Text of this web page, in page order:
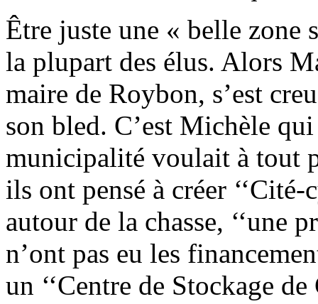
Être juste une « belle zone
la plupart des élus. Alors
maire de Roybon, s’est
son bled. C’est Michèle
municipalité voulait à tout
ils ont pensé à créer
autour de la chasse, ‘‘une
n’ont pas eu les
un ‘‘Centre de Stockage